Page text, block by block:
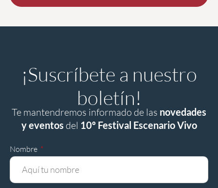
¡Suscríbete a nuestro
boletín!
Te mantendremos informado de las novedades
y eventos del 10º Festival Escenario Vivo
Nombre